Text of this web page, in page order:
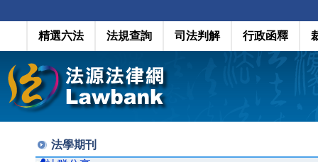
精選六法 法規查詢 司法判解 行政函釋
法學期刊